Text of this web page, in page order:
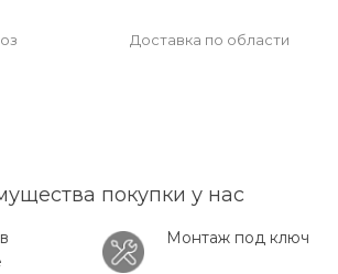
Доставка по области
покупки у нас
Монтаж под ключ